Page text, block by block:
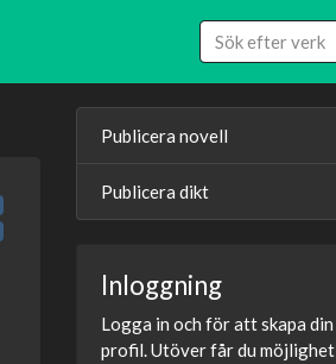
Publicera novell
Publicera dikt
Inloggning
Logga in och för att skapa din
profil. Utöver får du möjlighet